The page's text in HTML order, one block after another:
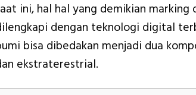
ini, hal hal yang demikian
dengan teknologi digital
bisa dibedakan menjadi dua
ekstraterestrial.